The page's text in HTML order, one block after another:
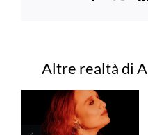
Progetti correlati